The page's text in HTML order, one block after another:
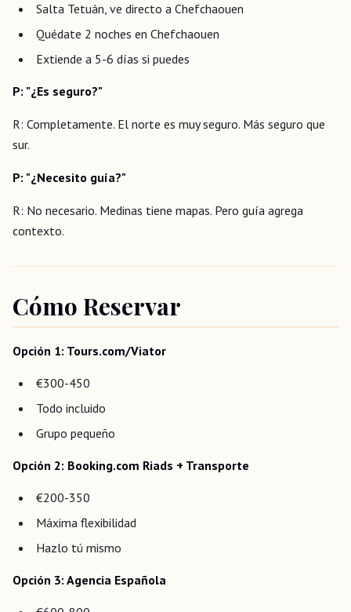
Salta Tetuán, ve directo a Chefchaouen
Quédate 2 noches en Chefchaouen
Extiende a 5-6 días si puedes
P: "¿Es seguro?"
R: Completamente. El norte es muy seguro. Más seguro que
sur.
P: "¿Necesito guía?"
R: No necesario. Medinas tiene mapas. Pero guía agrega
contexto.
Cómo Reservar
Opción 1: Tours.com/Viator
€300-450
Todo incluido
Grupo pequeño
Opción 2: Booking.com Riads + Transporte
€200-350
Máxima flexibilidad
Hazlo tú mismo
Opción 3: Agencia Española